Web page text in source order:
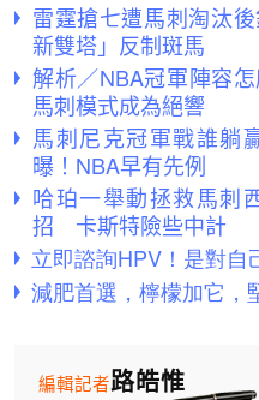
雷霆搶七遭馬刺淘汰
新雙塔」反制斑馬
解析／NBA冠軍陣容
馬刺模式成為絕響
馬刺尼克冠軍戰誰躺
曝！NBA早有先例
哈珀一舉動拯救馬刺
招 卡斯特險些中計
路皓惟
編輯記者